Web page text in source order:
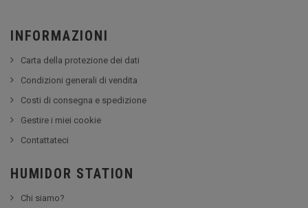
INFORMAZIONI
Carta della protezione dei dati
Condizioni generali di vendita
Costi di consegna e spedizione
Gestire i miei cookie
Contattateci
HUMIDOR STATION
Chi siamo?